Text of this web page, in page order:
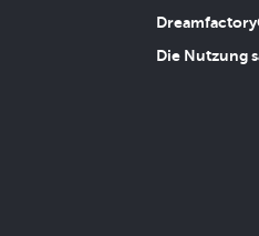
Die Nutzung